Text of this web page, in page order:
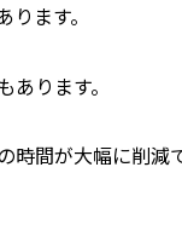
ます。
ります。
時間が大幅に削減